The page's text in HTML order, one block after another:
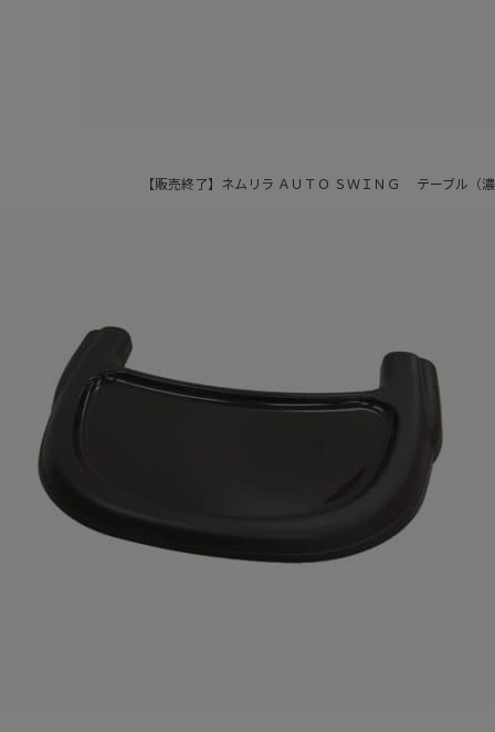
【販売終了】ネムリラ ＡＵＴＯ ＳＷＩＮＧ テーブル（